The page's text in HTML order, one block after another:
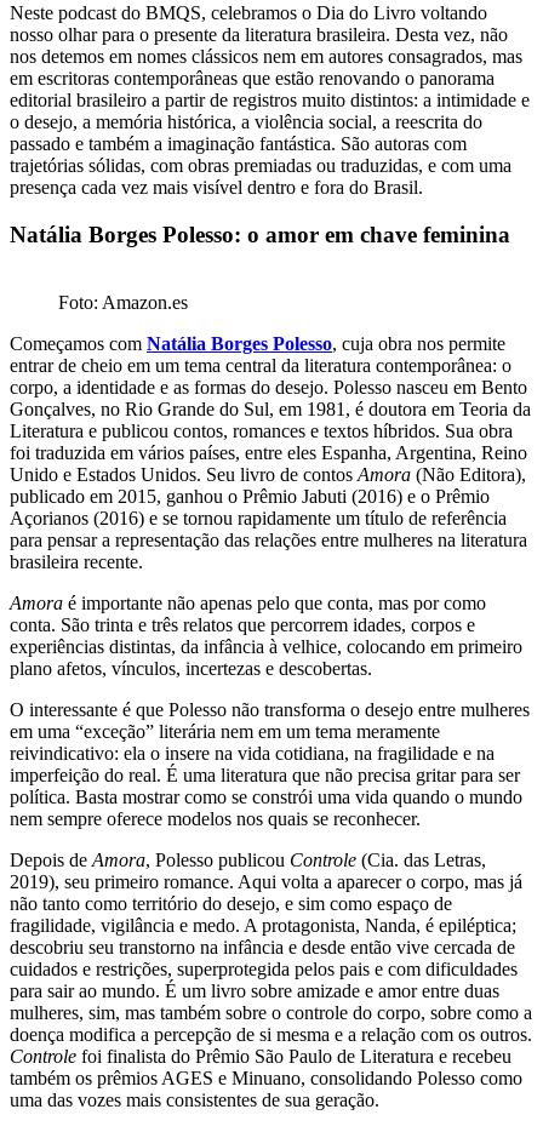
Neste podcast do BMQS, celebramos o Dia do Livro voltando
nosso olhar para o presente da literatura brasileira. Desta vez, não
nos detemos em nomes clássicos nem em autores consagrados, mas
em escritoras contemporâneas que estão renovando o panorama
editorial brasileiro a partir de registros muito distintos: a intimidade e
o desejo, a memória histórica, a violência social, a reescrita do
passado e também a imaginação fantástica. São autoras com
trajetórias sólidas, com obras premiadas ou traduzidas, e com uma
presença cada vez mais visível dentro e fora do Brasil.
Natália Borges Polesso: o amor em chave feminina
Foto: Amazon.es
Começamos com Natália Borges Polesso, cuja obra nos permite
entrar de cheio em um tema central da literatura contemporânea: o
corpo, a identidade e as formas do desejo. Polesso nasceu em Bento
Gonçalves, no Rio Grande do Sul, em 1981, é doutora em Teoria da
Literatura e publicou contos, romances e textos híbridos. Sua obra
foi traduzida em vários países, entre eles Espanha, Argentina, Reino
Unido e Estados Unidos. Seu livro de contos Amora (Não Editora),
publicado em 2015, ganhou o Prêmio Jabuti (2016) e o Prêmio
Açorianos (2016) e se tornou rapidamente um título de referência
para pensar a representação das relações entre mulheres na literatura
brasileira recente.
Amora é importante não apenas pelo que conta, mas por como
conta. São trinta e três relatos que percorrem idades, corpos e
experiências distintas, da infância à velhice, colocando em primeiro
plano afetos, vínculos, incertezas e descobertas.
O interessante é que Polesso não transforma o desejo entre mulheres
em uma “exceção” literária nem em um tema meramente
reivindicativo: ela o insere na vida cotidiana, na fragilidade e na
imperfeição do real. É uma literatura que não precisa gritar para ser
política. Basta mostrar como se constrói uma vida quando o mundo
nem sempre oferece modelos nos quais se reconhecer.
Depois de Amora, Polesso publicou Controle (Cia. das Letras,
2019), seu primeiro romance. Aqui volta a aparecer o corpo, mas já
não tanto como território do desejo, e sim como espaço de
fragilidade, vigilância e medo. A protagonista, Nanda, é epiléptica;
descobriu seu transtorno na infância e desde então vive cercada de
cuidados e restrições, superprotegida pelos pais e com dificuldades
para sair ao mundo. É um livro sobre amizade e amor entre duas
mulheres, sim, mas também sobre o controle do corpo, sobre como a
doença modifica a percepção de si mesma e a relação com os outros.
Controle foi finalista do Prêmio São Paulo de Literatura e recebeu
também os prêmios AGES e Minuano, consolidando Polesso como
uma das vozes mais consistentes de sua geração.